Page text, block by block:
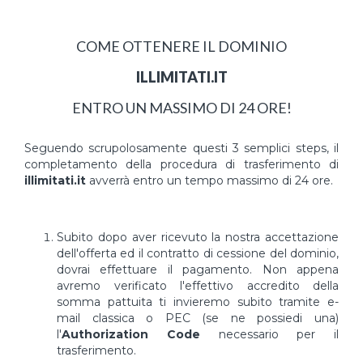
COME OTTENERE IL DOMINIO
ILLIMITATI.IT
ENTRO UN MASSIMO DI 24 ORE!
Seguendo scrupolosamente questi 3 semplici steps, il
completamento della procedura di trasferimento di
illimitati.it avverrà entro un tempo massimo di 24 ore.
Subito dopo aver ricevuto la nostra accettazione
dell'offerta ed il contratto di cessione del dominio,
dovrai effettuare il pagamento. Non appena
avremo verificato l'effettivo accredito della
somma pattuita ti invieremo subito tramite e-
mail classica o PEC (se ne possiedi una)
l'Authorization Code necessario per il
trasferimento.